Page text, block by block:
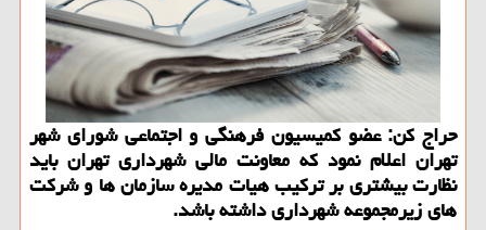
حراج كن: عضو كمیسیون فرهنگی و اجتماعی شورای شهر
تهران اعلام نمود كه معاونت مالی شهرداری تهران باید
نظارت بیشتری بر تركیب هیات مدیره سازمان ها و شركت
های زیرمجموعه شهرداری داشته باشد.